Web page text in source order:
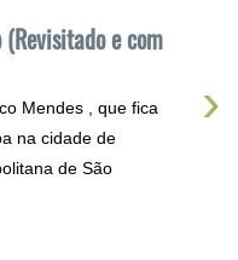
(Revisitado e com
›
Mendes , que fica
na cidade de
de São